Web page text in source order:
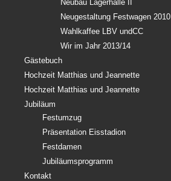
Neubau Lagerhalle II
Neugestaltung Festwagen 2010
Wahlkaffee LBV undCC
Wir im Jahr 2013/14
Gästebuch
Hochzeit Matthias und Jeannette
Hochzeit Matthias und Jeannette
Jubiläum
Festumzug
Präsentation Eisstadion
Festdamen
Jubiläumsprogramm
Kontakt